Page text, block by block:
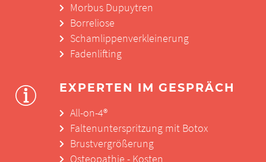
Morbus Dupuytren
Borreliose
Schamlippenverkleinerung
Fadenlifting
EXPERTEN IM GESPRÄCH
All-on-4®
Faltenunterspritzung mit Botox
Brustvergrößerung
Osteopathie - Kosten